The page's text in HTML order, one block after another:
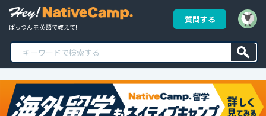
ぱっつん を英語で教えて!
質問する